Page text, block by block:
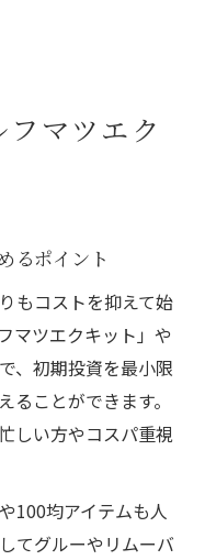
マツエク
るポイント
もコストを抑えて始
マツエクキット」や
、初期投資を最小限
ることができます。
しい方やコスパ重視
100均アイテムも人
てグルーやリムーバ